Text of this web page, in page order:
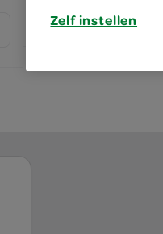
10.
Zelf instellen